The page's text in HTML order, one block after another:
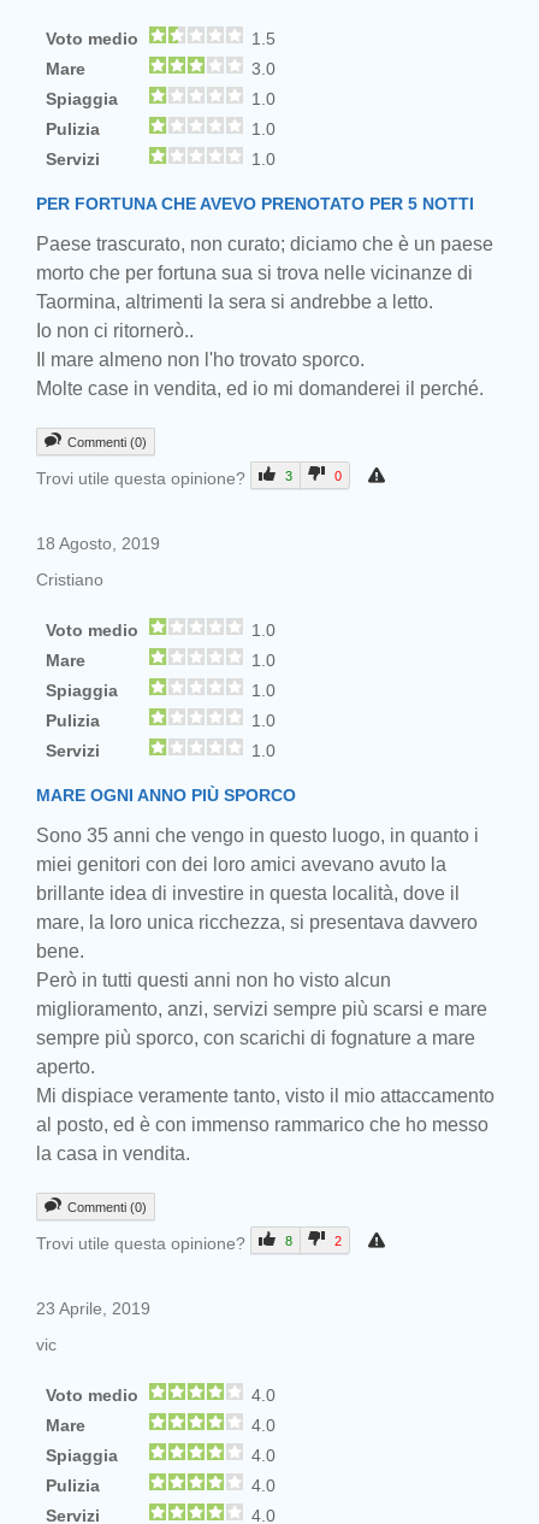
Voto medio
1.5
Mare
3.0
Spiaggia
1.0
Pulizia
1.0
Servizi
1.0
PER FORTUNA CHE AVEVO PRENOTATO PER 5 NOTTI
Paese trascurato, non curato; diciamo che è un paese
morto che per fortuna sua si trova nelle vicinanze di
Taormina, altrimenti la sera si andrebbe a letto.
Io non ci ritornerò..
Il mare almeno non l'ho trovato sporco.
Molte case in vendita, ed io mi domanderei il perché.
Commenti (0)
Trovi utile questa opinione? 3 0
18 Agosto, 2019
Cristiano
Voto medio
1.0
Mare
1.0
Spiaggia
1.0
Pulizia
1.0
Servizi
1.0
MARE OGNI ANNO PIÙ SPORCO
Sono 35 anni che vengo in questo luogo, in quanto i
miei genitori con dei loro amici avevano avuto la
brillante idea di investire in questa località, dove il
mare, la loro unica ricchezza, si presentava davvero
bene.
Però in tutti questi anni non ho visto alcun
miglioramento, anzi, servizi sempre più scarsi e mare
sempre più sporco, con scarichi di fognature a mare
aperto.
Mi dispiace veramente tanto, visto il mio attaccamento
al posto, ed è con immenso rammarico che ho messo
la casa in vendita.
Commenti (0)
Trovi utile questa opinione? 8 2
23 Aprile, 2019
vic
Voto medio
4.0
Mare
4.0
Spiaggia
4.0
Pulizia
4.0
Servizi
4.0